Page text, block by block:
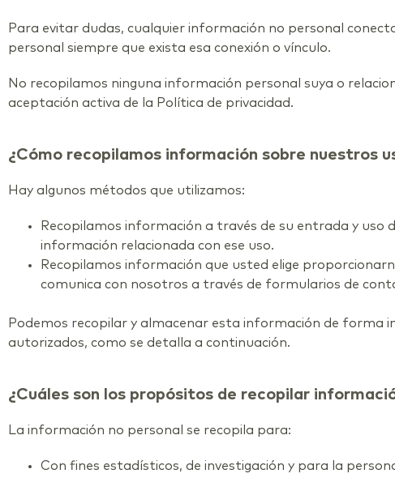
Para evitar dudas, cualquier información no personal
personal siempre que exista esa conexión o vínculo.
No recopilamos ninguna información personal suya o
aceptación activa de la Política de privacidad.
¿Cómo recopilamos información sobre nuestros
Hay algunos métodos que utilizamos:
Recopilamos información a través de su entrada y
información relacionada con ese uso.
Recopilamos información que usted elige
comunica con nosotros a través de formularios de
Podemos recopilar y almacenar esta información de forma
autorizados, como se detalla a continuación.
¿Cuáles son los propósitos de recopilar
La información no personal se recopila para:
Con fines estadísticos, de investigación y para la